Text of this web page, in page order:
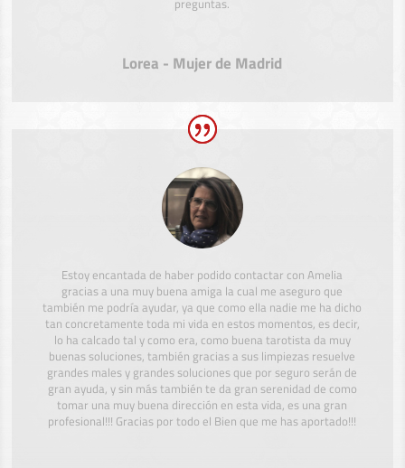
preguntas.
Lorea - Mujer de Madrid
Estoy encantada de haber podido contactar con Amelia
gracias a una muy buena amiga la cual me aseguro que
también me podría ayudar, ya que como ella nadie me ha dicho
tan concretamente toda mi vida en estos momentos, es decir,
lo ha calcado tal y como era, como buena tarotista da muy
buenas soluciones, también gracias a sus limpiezas resuelve
grandes males y grandes soluciones que por seguro serán de
gran ayuda, y sin más también te da gran serenidad de como
tomar una muy buena dirección en esta vida, es una gran
profesional!!! Gracias por todo el Bien que me has aportado!!!